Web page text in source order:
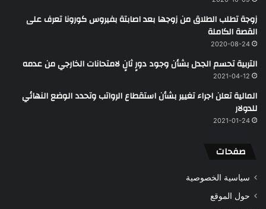
زوجة تطلب الطلاق من زوجها بعد اصابتة بفيروس كورونا تعرف على
القصة الكاملة
2020-08-24
التربية تحسم الجدل بشأن وجود دورٍ ثانٍ لامتحانات الخارجي من عدمه
2021-04-12
المالية تعلن اجراء تغيير بشأن استقطاع الرواتب وتحدد الوضع النهائي
للدولار
2021-01-24
صفحات
سياسية الخصوصية
حول الموقع